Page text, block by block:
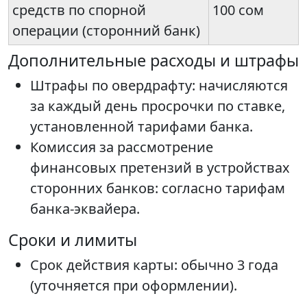
средств по спорной
операции (сторонний банк)
100 сом
Дополнительные расходы и штрафы
Штрафы по овердрафту: начисляются
за каждый день просрочки по ставке,
установленной тарифами банка.
Комиссия за рассмотрение
финансовых претензий в устройствах
сторонних банков: согласно тарифам
банка-эквайера.
Сроки и лимиты
Срок действия карты: обычно 3 года
(уточняется при оформлении).